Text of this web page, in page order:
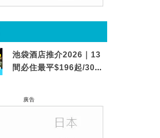
池袋酒店推介2026｜13
間必住最平$196起/30秒
廣告